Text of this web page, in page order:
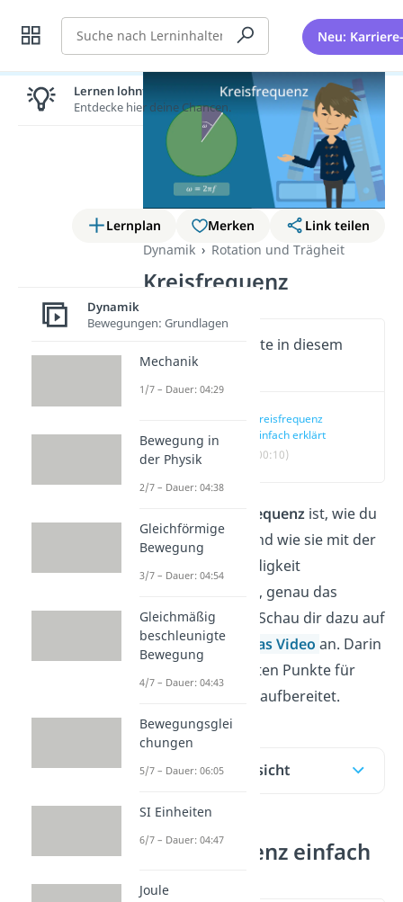
Suche Neu:
Lernplan Merken
Link teilen
Dynamik
Rotation und Trägheit
Kreisfrequenz
Wichtige Inhalte in diesem
Video
Kreisfrequenz
einfach erklärt
(00:10)
Kreisfrequenzist, wie du
sie berechnest und wie sie mit der
Winkelgeschwindigkeit
zusammenhängt, genau das
erfährst du hier. Schau dir dazu auf
jeden Fall noch
das Video an. Darin
sind die wichtigsten Punkte für
dich audiovisuell aufbereitet.
Inhaltsübersicht
Kreisfrequenz einfach
Lernen lohnt sich!
Entdecke hier deine Chancen.
Dynamik
Bewegungen: Grundlagen
Mechanik
1/7 – Dauer: 04:29
Bewegung in
der Physik
2/7 – Dauer: 04:38
Gleichförmige
Bewegung
3/7 – Dauer: 04:54
Gleichmäßig
beschleunigte
Bewegung
4/7 – Dauer: 04:43
Bewegungsglei
chungen
5/7 – Dauer: 06:05
SI Einheiten
6/7 – Dauer: 04:47
Joule